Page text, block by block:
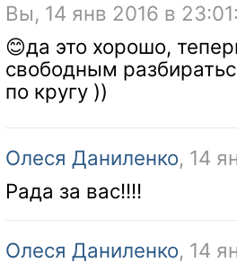
Вы, 14 янв 2016 в
😊да это хорошо,
свободным
по кругу ))
Олеся Даниленко, 14
Рада за вас!!!!
Олеся Даниленко, 14